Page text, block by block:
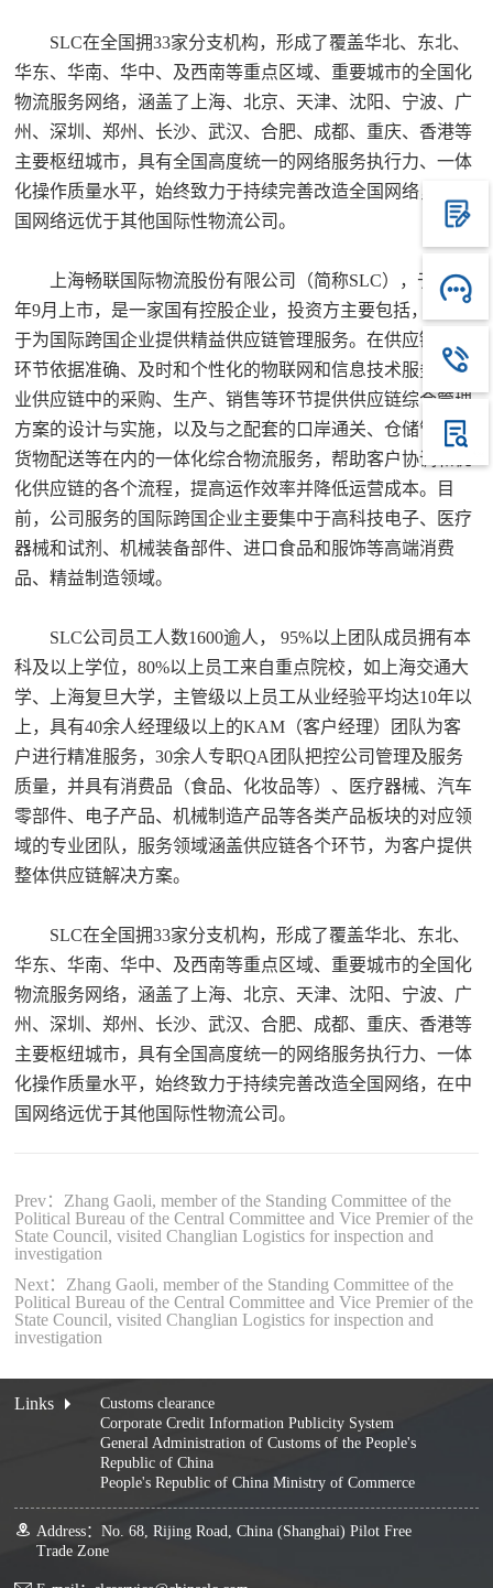
SLC在全国拥33家分支机构，形成了覆盖华北、东北、
华东、华南、华中、及西南等重点区域、重要城市的全国化
物流服务网络，涵盖了上海、北京、天津、沈阳、宁波、广
州、深圳、郑州、长沙、武汉、合肥、成都、重庆、香港等
主要枢纽城市，具有全国高度统一的网络服务执行力、一体
化操作质量水平，始终致力于持续完善改造全国网络，在中
国网络远优于其他国际性物流公司。
上海畅联国际物流股份有限公司（简称SLC），于2017
年9月上市，是一家国有控股企业，投资方主要包括，专注
于为国际跨国企业提供精益供应链管理服务。在供应链中各
环节依据准确、及时和个性化的物联网和信息技术服务为企
业供应链中的采购、生产、销售等环节提供供应链综合管理
方案的设计与实施，以及与之配套的口岸通关、仓储管理、
货物配送等在内的一体化综合物流服务，帮助客户协调和优
化供应链的各个流程，提高运作效率并降低运营成本。目
前，公司服务的国际跨国企业主要集中于高科技电子、医疗
器械和试剂、机械装备部件、进口食品和服饰等高端消费
品、精益制造领域。
SLC公司员工人数1600逾人， 95%以上团队成员拥有本
科及以上学位，80%以上员工来自重点院校，如上海交通大
学、上海复旦大学，主管级以上员工从业经验平均达10年以
上，具有40余人经理级以上的KAM（客户经理）团队为客
户进行精准服务，30余人专职QA团队把控公司管理及服务
质量，并具有消费品（食品、化妆品等）、医疗器械、汽车
零部件、电子产品、机械制造产品等各类产品板块的对应领
域的专业团队，服务领域涵盖供应链各个环节，为客户提供
整体供应链解决方案。
SLC在全国拥33家分支机构，形成了覆盖华北、东北、
华东、华南、华中、及西南等重点区域、重要城市的全国化
物流服务网络，涵盖了上海、北京、天津、沈阳、宁波、广
州、深圳、郑州、长沙、武汉、合肥、成都、重庆、香港等
主要枢纽城市，具有全国高度统一的网络服务执行力、一体
化操作质量水平，始终致力于持续完善改造全国网络，在中
国网络远优于其他国际性物流公司。
Prev：Zhang Gaoli, member of the Standing Committee of the
Political Bureau of the Central Committee and Vice Premier of the
State Council, visited Changlian Logistics for inspection and
investigation
Next：Zhang Gaoli, member of the Standing Committee of the
Political Bureau of the Central Committee and Vice Premier of the
State Council, visited Changlian Logistics for inspection and
investigation
Links
Customs clearance
Corporate Credit Information Publicity System
General Administration of Customs of the People's
Republic of China
People's Republic of China Ministry of Commerce
Address：No. 68, Rijing Road, China (Shanghai) Pilot Free
Trade Zone